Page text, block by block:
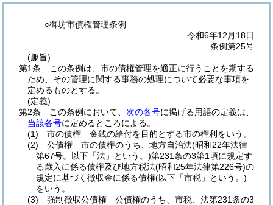
○御坊市債権管理条例
令和6年12月18日
条例第25号
(趣旨)
第1条
この条例は、市の債権管理を適正に行うことを期する
ため、その管理に関する事務の処理について必要な事項を
定めるものとする。
(定義)
第2条
この条例において、 次の各号に掲げる用語の定義は、
当該各号に定めるところによる。
(1)
市の債権 金銭の給付を目的とする市の権利をいう。
(2)
公債権 市の債権のうち、地方自治法(昭和22年法律
第67号。以下「法」という。)第231条の3第1項に規定す
る歳入に係る債権及び地方税法(昭和25年法律第226号)の
規定に基づく徴収金に係る債権(以下「市税」という。)
をいう。
(3)
強制徴収公債権 公債権のうち、市税、法第231条の3